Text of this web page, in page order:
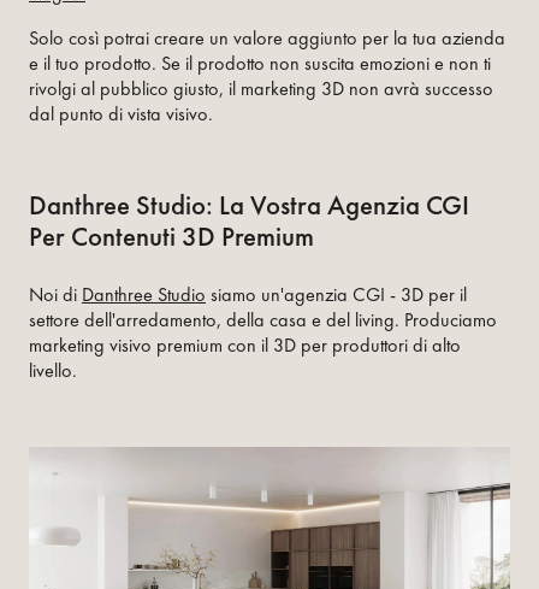
Solo così potrai creare un valore aggiunto per la tua azienda
e il tuo prodotto. Se il prodotto non suscita emozioni e non ti
rivolgi al pubblico giusto, il marketing 3D non avrà successo
dal punto di vista visivo.
Danthree Studio: La Vostra Agenzia CGI
Per Contenuti 3D Premium
Noi di Danthree Studio siamo un'agenzia CGI - 3D per il
settore dell'arredamento, della casa e del living. Produciamo
marketing visivo premium con il 3D per produttori di alto
livello.